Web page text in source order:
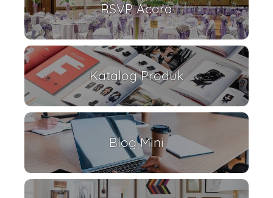
RSVP Acara
Katalog Produk
Blog Mini